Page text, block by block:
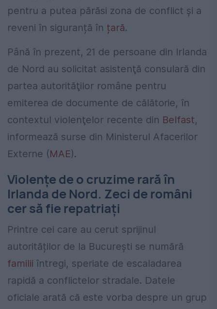
pentru a putea părăsi zona de conflict și a
reveni în siguranță în țară.
Până în prezent, 21 de persoane din Irlanda
de Nord au solicitat asistenţă consulară din
partea autorităţilor române pentru
emiterea de documente de călătorie, în
contextul violenţelor recente din Belfast,
informează surse din Ministerul Afacerilor
Externe (MAE).
Violențe de o cruzime rară în
Irlanda de Nord. Zeci de români
cer să fie repatriați
Printre cei care au cerut sprijinul
autorităților de la București se numără
familii întregi, speriate de escaladarea
rapidă a conflictelor stradale. Datele
oficiale arată că este vorba despre un grup